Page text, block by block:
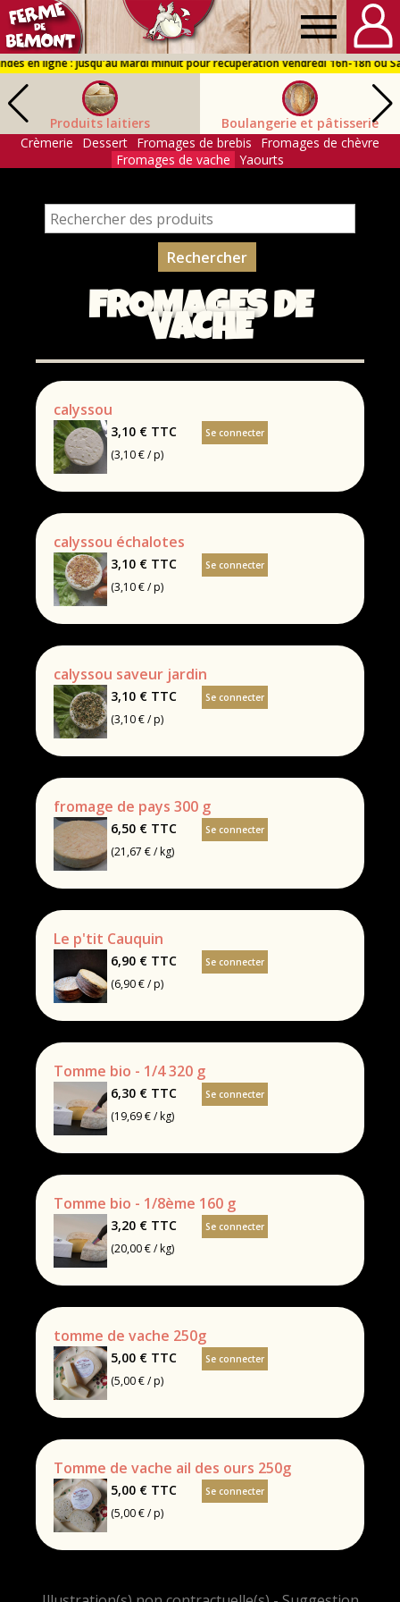
Ferme
Bémont
Produits laitiers
Boulangerie et pâtisserie
Crèmerie
Dessert Fromages de brebis
Fromages de chèvre
Fromages de vache Yaourts
FROMAGES DE
VACHE
calyssou
3,10 € TTC
(3,10 € / p)
Se connecter
calyssou échalotes
3,10 € TTC
(3,10 € / p)
Se connecter
calyssou saveur jardin
3,10 € TTC
(3,10 € / p)
Se connecter
fromage de pays 300 g
6,50 € TTC
(21,67 € / kg)
Se connecter
Le p'tit Cauquin
6,90 € TTC
(6,90 € / p)
Se connecter
Tomme bio - 1/4 320 g
6,30 € TTC
(19,69 € / kg)
Se connecter
Tomme bio - 1/8ème 160 g
3,20 € TTC
(20,00 € / kg)
Se connecter
tomme de vache 250g
5,00 € TTC
(5,00 € / p)
Se connecter
Tomme de vache ail des ours 250g
5,00 € TTC
(5,00 € / p)
Se connecter